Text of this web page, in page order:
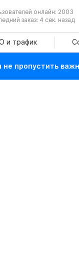
онлайн: 2003
заказ: 4 сек. назад
и трафик
пропустить